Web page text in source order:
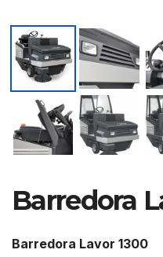
Barredora
Barredora Lavor 1300